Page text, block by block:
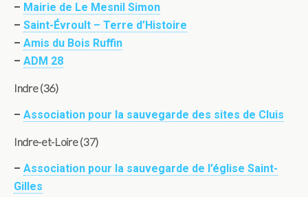
– Mairie de Le Mesnil Simon
– Saint-Évroult – Terre d’Histoire
– Amis du Bois Ruffin
– ADM 28
Indre (36)
– Association pour la sauvegarde des sites de Cluis
Indre-et-Loire (37)
– Association pour la sauvegarde de l’église Saint-
Gilles